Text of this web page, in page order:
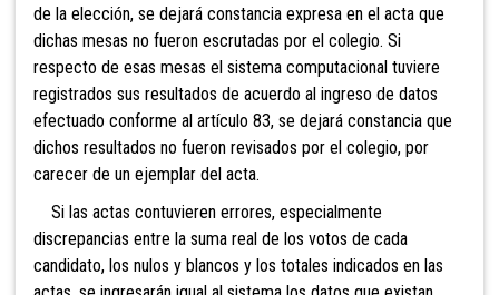
de la elección, se dejará constancia expresa en el acta que
dichas mesas no fueron escrutadas por el colegio. Si
respecto de esas mesas el sistema computacional tuviere
registrados sus resultados de acuerdo al ingreso de datos
efectuado conforme al artículo 83, se dejará constancia que
dichos resultados no fueron revisados por el colegio, por
carecer de un ejemplar del acta.
Si las actas contuvieren errores, especialmente
discrepancias entre la suma real de los votos de cada
candidato, los nulos y blancos y los totales indicados en las